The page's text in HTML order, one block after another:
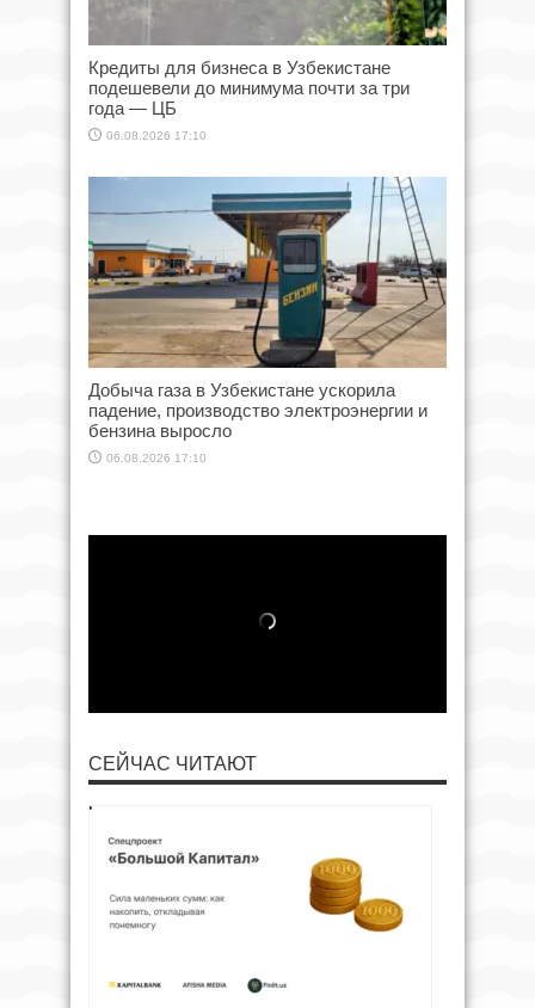
Кредиты для бизнеса в Узбекистане
подешевели до минимума почти за три
года — ЦБ
06.08.2026 17:10
Добыча газа в Узбекистане ускорила
падение, производство электроэнергии и
бензина выросло
06.08.2026 17:10
СЕЙЧАС ЧИТАЮТ